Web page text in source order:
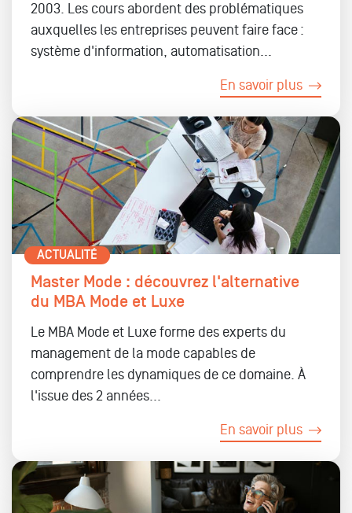
2003. Les cours abordent des problématiques
auxquelles les entreprises peuvent faire face :
système d'information, automatisation...
En savoir plus
ACTUALITÉ
Master Mode : découvrez l'alternative
du MBA Mode et Luxe
Le MBA Mode et Luxe forme des experts du
management de la mode capables de
comprendre les dynamiques de ce domaine. À
l'issue des 2 années...
En savoir plus